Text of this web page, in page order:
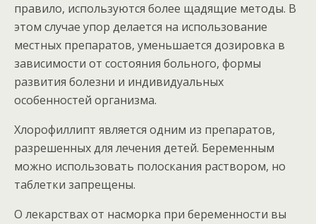
правило, используются более щадящие методы. В
этом случае упор делается на использование
местных препаратов, уменьшается дозировка в
зависимости от состояния больного, формы
развития болезни и индивидуальных
особенностей организма.
Хлорофиллипт является одним из препаратов,
разрешенных для лечения детей. Беременным
можно использовать полоскания раствором, но
таблетки запрещены.
О лекарствах от насморка при беременности вы